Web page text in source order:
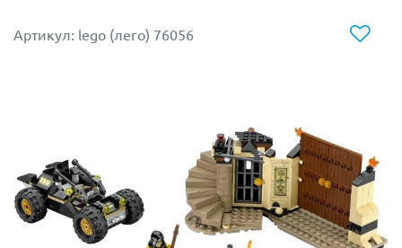
Артикул: lego (лего) 76056